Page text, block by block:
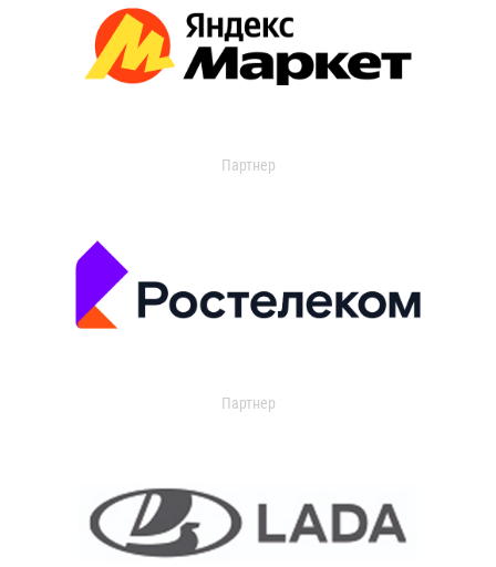
Партнер
Партнер